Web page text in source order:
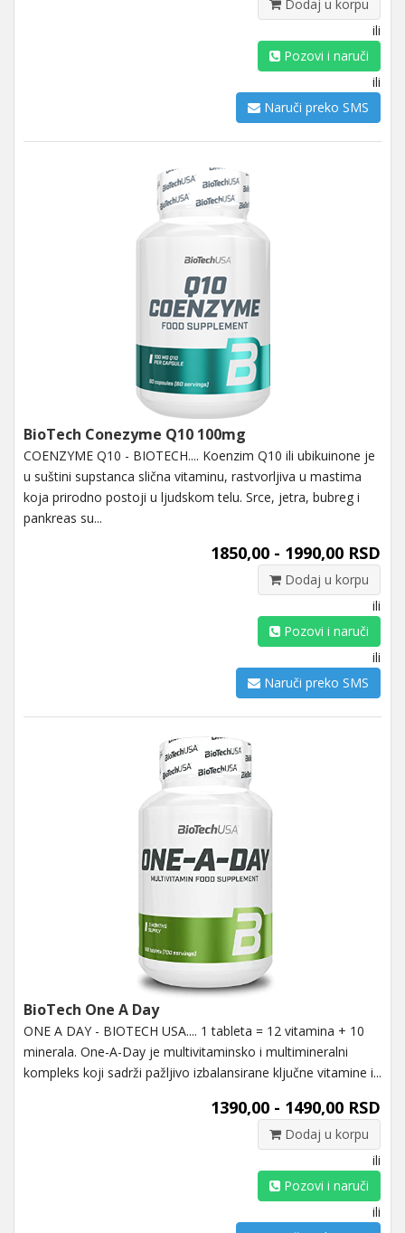
Dodaj u korpu
ili
Pozovi i naruči
ili
Naruči preko SMS
BioTech Conezyme Q10 100mg
COENZYME Q10 - BIOTECH.... Koenzim Q10 ili ubikuinone je
u suštini supstanca slična vitaminu, rastvorljiva u mastima
koja prirodno postoji u ljudskom telu. Srce, jetra, bubreg i
pankreas su...
1850,00 - 1990,00 RSD
Dodaj u korpu
ili
Pozovi i naruči
ili
Naruči preko SMS
BioTech One A Day
ONE A DAY - BIOTECH USA.... 1 tableta = 12 vitamina + 10
minerala. One-A-Day je multivitaminsko i multimineralni
kompleks koji sadrži pažljivo izbalansirane ključne vitamine i...
1390,00 - 1490,00 RSD
Dodaj u korpu
ili
Pozovi i naruči
ili